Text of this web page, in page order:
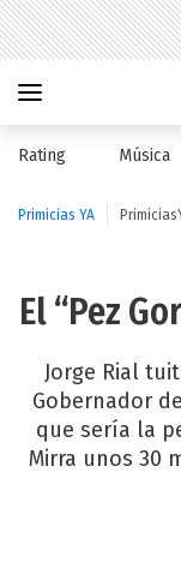
Rating Música
Primicias YA
El “Pez
Jorge Rial
Gobernador
que sería la
Mirra unos 30